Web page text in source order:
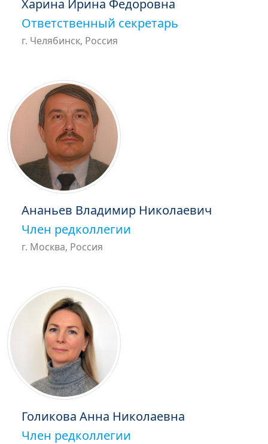
Харина Ирина Федоровна
Ответственный секретарь
г. Челябинск, Россия
Ананьев Владимир Николаевич
Член редколлегии
г. Москва, Россия
Голикова Анна Николаевна
Член редколлегии